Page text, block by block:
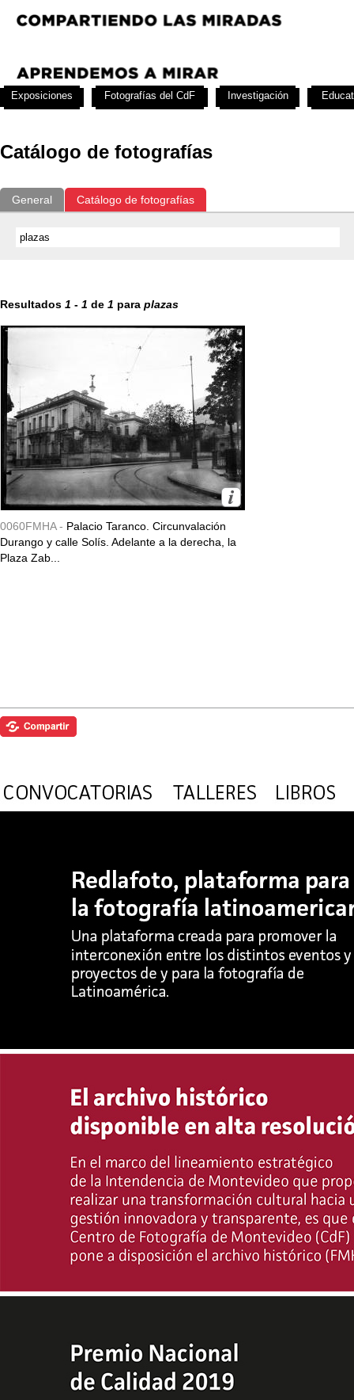
Catálogo de fotografías
General Catálogo de fotografías
Resultados 1 - 1 de 1 para plazas
0060FMHA - Palacio Taranco. Circunvalación
Durango y calle Solís. Adelante a la derecha, la
Plaza Zab...
Exposiciones Fotografías del CdF Investigación